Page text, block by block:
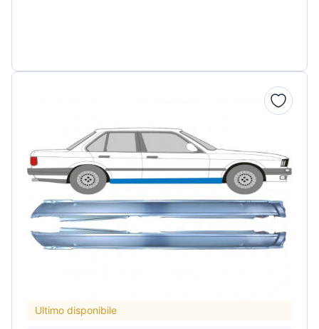
Ultimo disponibile